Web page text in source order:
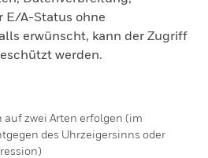
E/A-Status ohne
erwünscht, kann der Zugriff
werden.
zwei Arten erfolgen (im
des Uhrzeigersinns oder